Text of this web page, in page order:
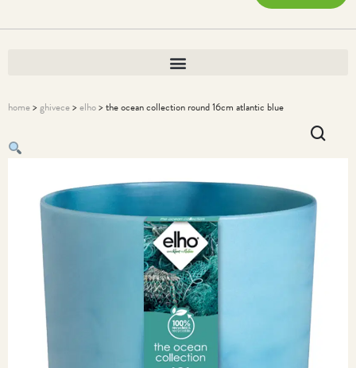
home>ghivece>elho> the ocean collection round 16cm atlantic blue